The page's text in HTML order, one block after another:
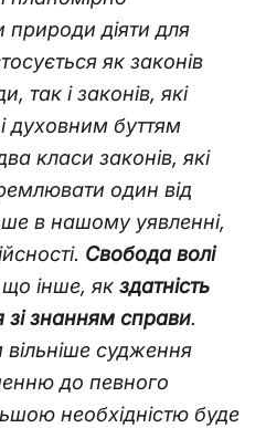
діяти для
як законів
так і законів, які
духовним буттям
класи законів, які
один від
в нашому уявленні,
Свобода волі
інше, як здатність
знанням справи.
судження
до певного
необхідністю буде